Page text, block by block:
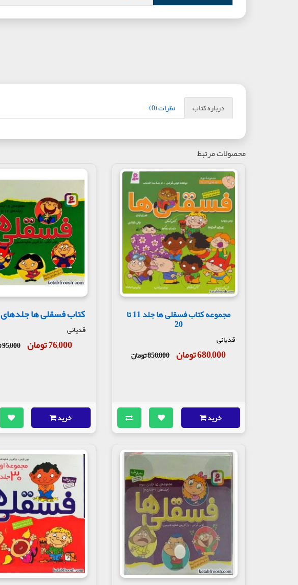
درباره کتاب نظرات (0)
محصولات مرتبط
مجموعه کتاب فسقلی ها جلد 11 تا
20
قدیانی
680,000 تومان 850,000 تومان
خرید
کتاب فسقلی ها جلدهای 16 تا 30
قدیانی
76,000 تومان 95,000 تومان
خرید